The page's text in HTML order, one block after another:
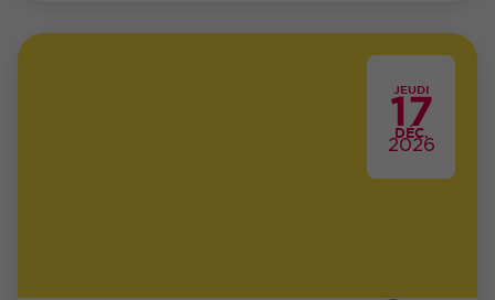
JEUDI
17
DÉC.
2026